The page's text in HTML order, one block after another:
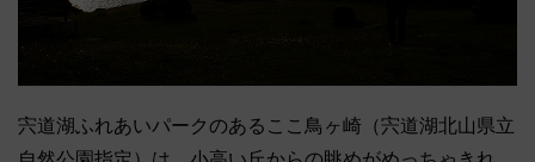
宍道湖ふれあいパークのあるここ鳥ヶ崎（宍道湖北山県立